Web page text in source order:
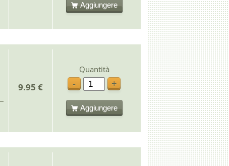
Aggiungere
9.95 €
Quantità
-
+
Aggiungere